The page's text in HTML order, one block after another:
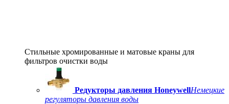
Стильные хромированные и матовые краны для
фильтров очистки воды
Редукторы давления HoneywellНемецкие
регуляторы давления воды